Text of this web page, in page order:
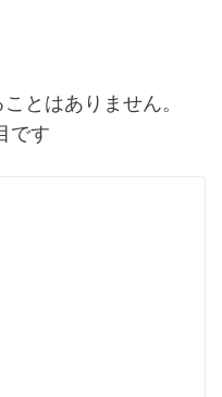
とはありません。
です